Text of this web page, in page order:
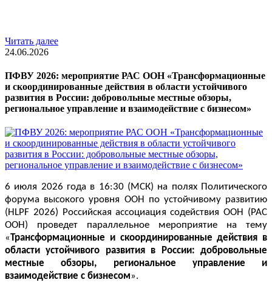
Читать далее
24.06.2026
ПФВУ 2026: мероприятие РАС ООН «Трансформационные
и скоординированные действия в области устойчивого
развития в России: добровольные местные обзоры,
региональное управление и взаимодействие с бизнесом»
6 июля 2026 года в 16:30 (МСК) на полях Политического
форума высокого уровня ООН по устойчивому развитию
(HLPF 2026) Российская ассоциация содействия ООН (РАС
ООН) проведет параллельное мероприятие на тему
«Трансформационные и скоординированные действия в
области устойчивого развития в России: добровольные
местные обзоры, региональное управление и
взаимодействие с бизнесом».